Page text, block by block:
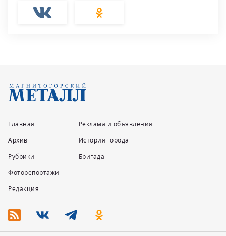
Главная
Архив
Рубрики
Фоторепортажи
Редакция
Реклама и объявления
История города
Бригада